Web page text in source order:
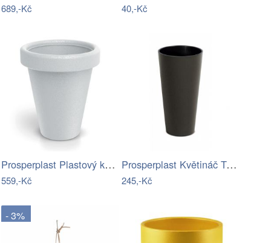
689,-Kč 40,-Kč
Prosperplast Plastový květináč ORIGINAL…
559,-Kč
Prosperplast Květináč Tubus Slim kávový…
245,-Kč
- 3%